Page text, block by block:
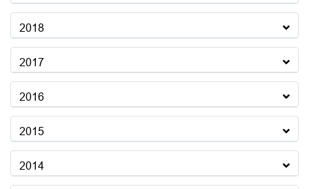
2018
2017
2016
2015
2014